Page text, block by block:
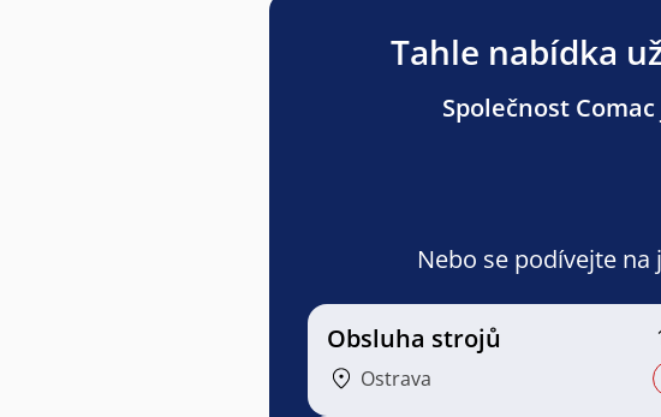
Tahle nabídka
Společnost
Nebo se podívejte
Obsluha strojů
Ostrava